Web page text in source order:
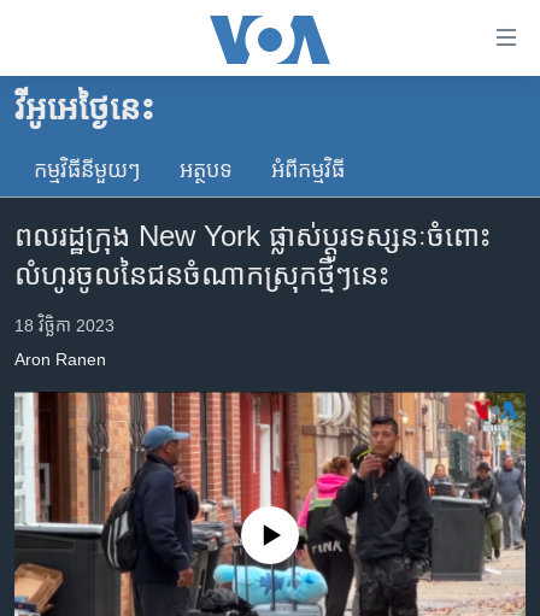
គេហទំព័រ​
ទាក់ទង
និង​
ចូល​
ទំព័រ​
ព័ត៌មាន​​
ម្តង
រំលង​
និង​
ចូល​
ទៅ​
ទំព័រ​
រចនា
សម្ព័ន្ធ​
រំលង​
កម្ពុជា
អន្តរជាតិ
ចិន
ហេឡូវីអូអេ
កម្ពុជាច្នៃប្រតិដ្ឋ
ទូរទស្សន៍ / វីដេអូ​
វិទ្យុ / ផតខាសថ៍
កម្មវិធីទាំងអស់
Khmer English
វីអូអេថ្ងៃនេះ
កម្មវិធី​នីមួយៗ អត្ថបទ​ អំពី​កម្មវិធី​
ពលរដ្ឋ​ក្រុង New York ផ្លាស់ប្តូរ​ទស្សនៈ​ចំពោះ​
លំហូរ​ចូល​នៃ​ជន​ចំណាកស្រុក​ថ្មីៗ​នេះ
18 វិច្ឆិកា 2023
Aron Ranen
No media source currently available